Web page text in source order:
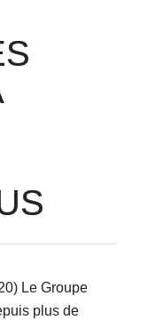
Le Groupe
plus de